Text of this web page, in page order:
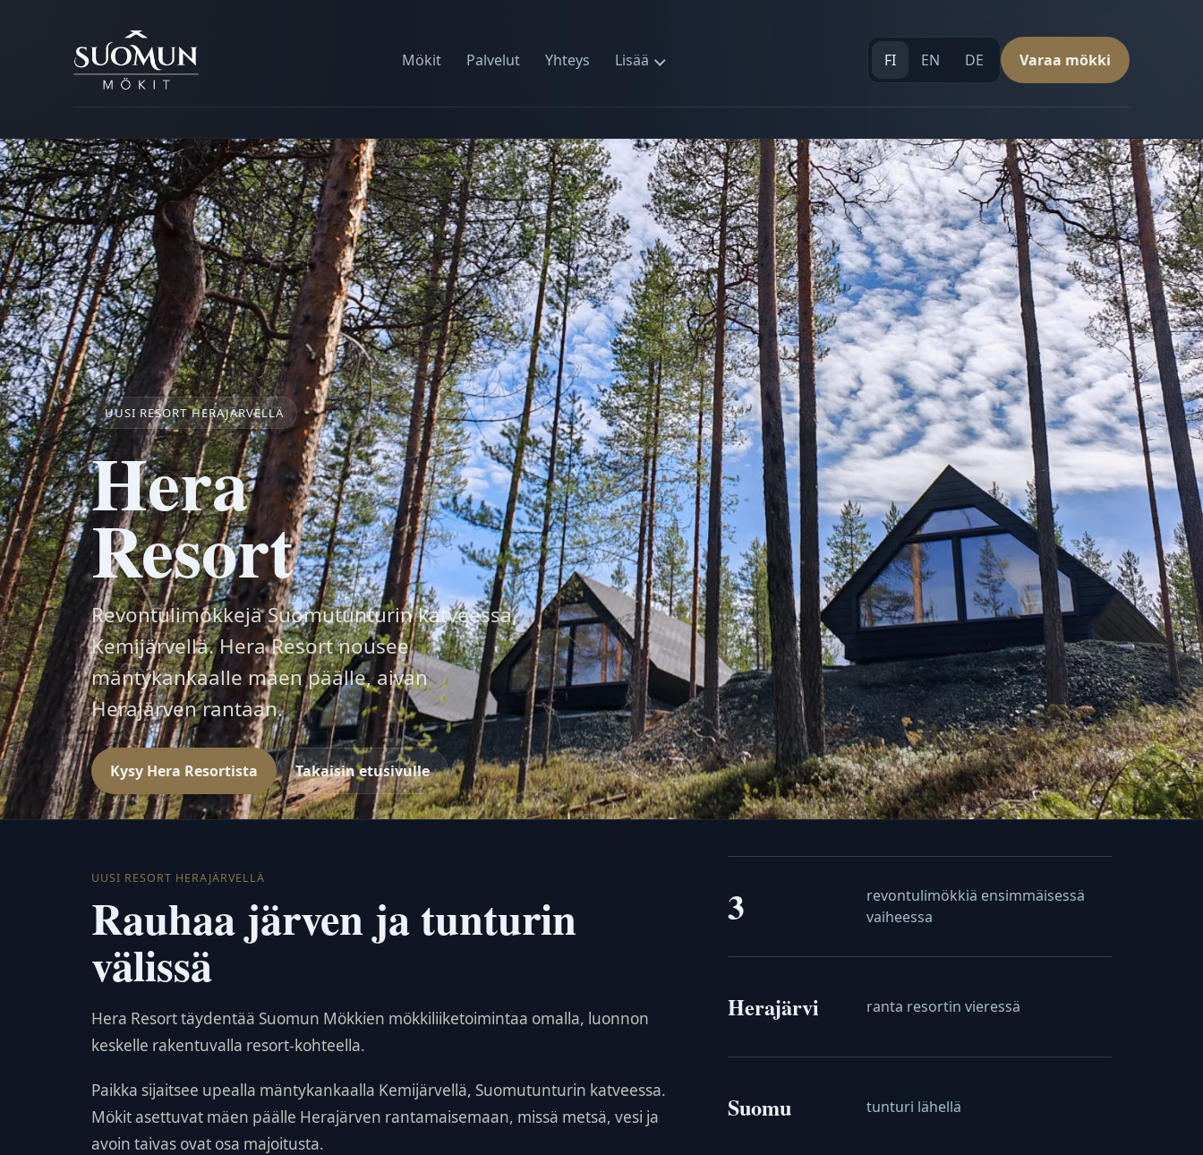
Mökit Palvelut Yhteys Lisää FI EN DE Varaa mökki
UUSI RESORT HERAJÄRVELLÄ
Hera
Resort
Revontulimökkejä Suomutunturin katveessa,
Kemijärvellä. Hera Resort nousee
mäntykankaalle mäen päälle, aivan
Herajärven rantaan.
Kysy Hera Resortista Takaisin etusivulle
UUSI RESORT HERAJÄRVELLÄ
Rauhaa järven ja tunturin
välissä
Hera Resort täydentää Suomun Mökkien mökkiliiketoimintaa omalla, luonnon
keskelle rakentuvalla resort-kohteella.
Paikka sijaitsee upealla mäntykankaalla Kemijärvellä, Suomutunturin katveessa.
Mökit asettuvat mäen päälle Herajärven rantamaisemaan, missä metsä, vesi ja
avoin taivas ovat osa majoitusta.
3
revontulimökkiä ensimmäisessä
vaiheessa
Herajärvi ranta resortin vieressä
Suomu tunturi lähellä